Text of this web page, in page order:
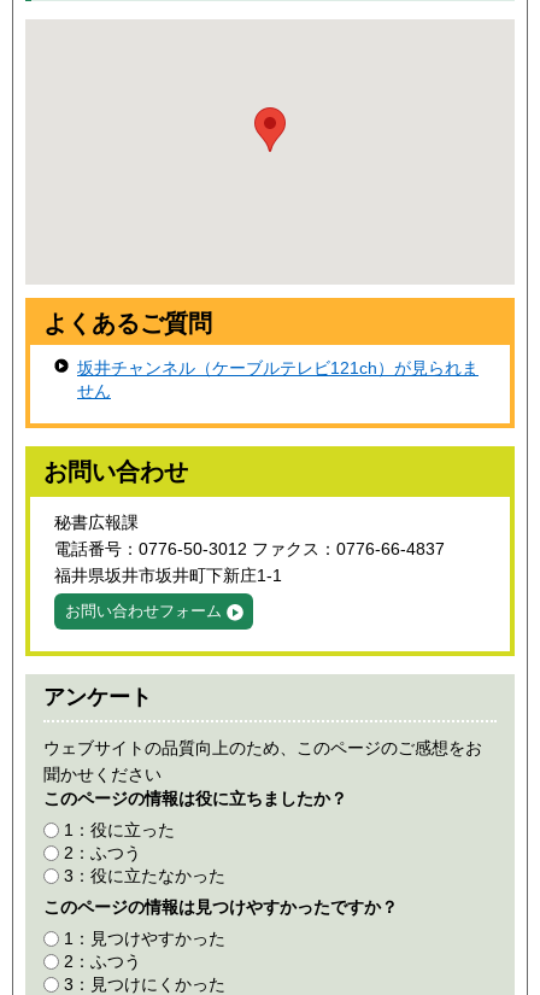
よくあるご質問
坂井チャンネル（ケーブルテレビ121ch）が見られま
せん
お問い合わせ
秘書広報課
電話番号：0776-50-3012 ファクス：0776-66-4837
福井県坂井市坂井町下新庄1-1
お問い合わせフォーム
アンケート
ウェブサイトの品質向上のため、このページのご感想をお
聞かせください
このページの情報は役に立ちましたか？
1：役に立った
2：ふつう
3：役に立たなかった
このページの情報は見つけやすかったですか？
1：見つけやすかった
2：ふつう
3：見つけにくかった